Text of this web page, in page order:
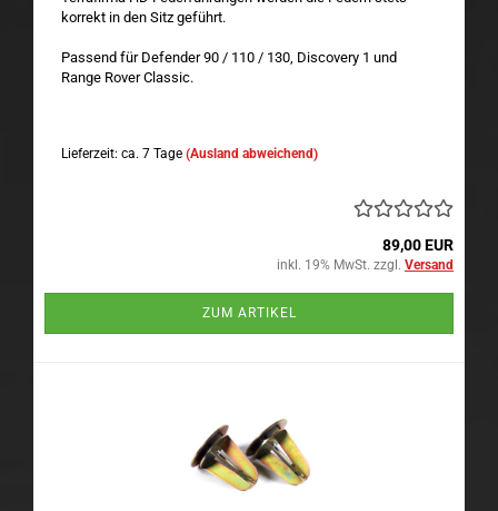
korrekt in den Sitz geführt.
Passend für Defender 90 / 110 / 130, Discovery 1 und
Range Rover Classic.
Lieferzeit: ca. 7 Tage (Ausland abweichend)
89,00 EUR
inkl. 19% MwSt. zzgl. Versand
ZUM ARTIKEL